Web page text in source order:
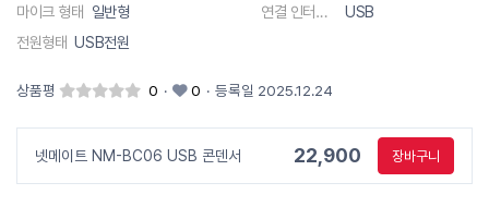
마이크 형태 일반형 연결 인터페이스
USB
전원형태 USB전원
상품평 0 · 0 · 등록일 2025.12.24
넷메이트 NM-BC06 USB 콘덴서 22,900 장바구니